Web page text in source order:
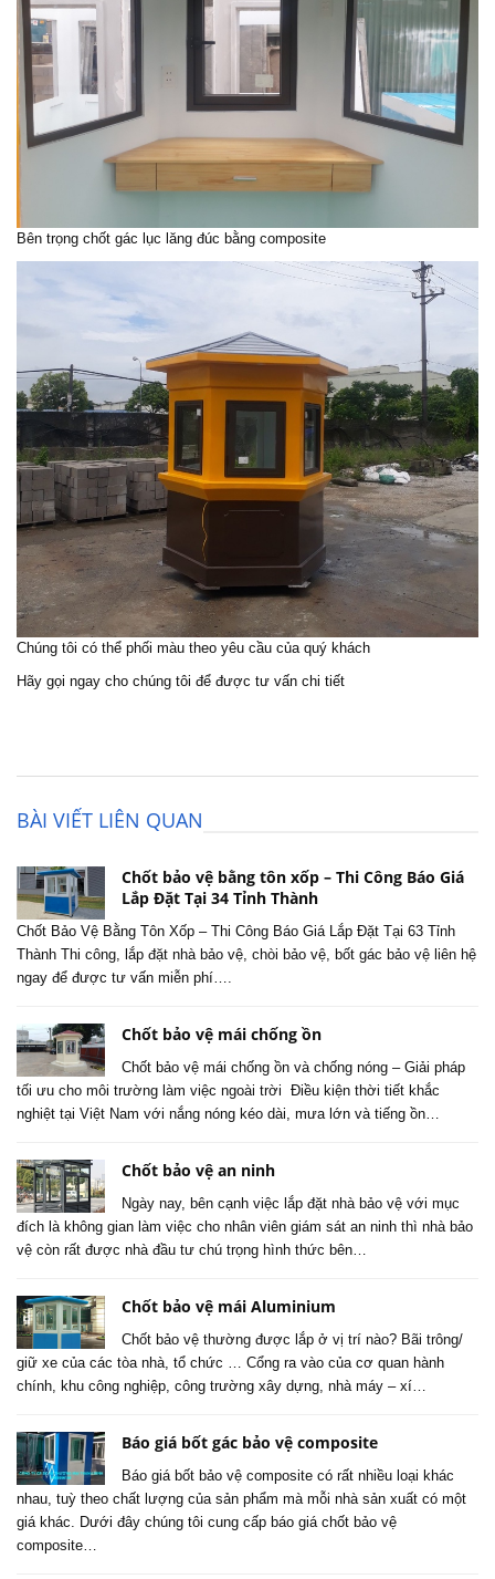
Bên trọng chốt gác lục lăng đúc bằng composite
Chúng tôi có thể phối màu theo yêu cầu của quý khách
Hãy gọi ngay cho chúng tôi để được tư vấn chi tiết
BÀI VIẾT LIÊN QUAN
Chốt bảo vệ bằng tôn xốp – Thi Công Báo Giá
Lắp Đặt Tại 34 Tỉnh Thành
Chốt Bảo Vệ Bằng Tôn Xốp – Thi Công Báo Giá Lắp Đặt Tại 63 Tỉnh
Thành Thi công, lắp đặt nhà bảo vệ, chòi bảo vệ, bốt gác bảo vệ liên hệ
ngay để được tư vấn miễn phí….
Chốt bảo vệ mái chống ồn
Chốt bảo vệ mái chống ồn và chống nóng – Giải pháp
tối ưu cho môi trường làm việc ngoài trời Điều kiện thời tiết khắc
nghiệt tại Việt Nam với nắng nóng kéo dài, mưa lớn và tiếng ồn…
Chốt bảo vệ an ninh
Ngày nay, bên cạnh việc lắp đặt nhà bảo vệ với mục
đích là không gian làm việc cho nhân viên giám sát an ninh thì nhà bảo
vệ còn rất được nhà đầu tư chú trọng hình thức bên…
Chốt bảo vệ mái Aluminium
Chốt bảo vệ thường được lắp ở vị trí nào? Bãi trông/
giữ xe của các tòa nhà, tổ chức … Cổng ra vào của cơ quan hành
chính, khu công nghiệp, công trường xây dựng, nhà máy – xí…
Báo giá bốt gác bảo vệ composite
Báo giá bốt bảo vệ composite có rất nhiều loại khác
nhau, tuỳ theo chất lượng của sản phẩm mà mỗi nhà sản xuất có một
giá khác. Dưới đây chúng tôi cung cấp báo giá chốt bảo vệ
composite…